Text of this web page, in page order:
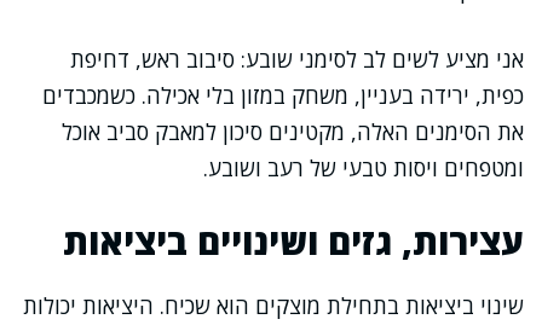
אני מציע לשים לב לסימני שובע: סיבוב ראש, דחיפת
כפית, ירידה בעניין, משחק במזון בלי אכילה. כשמכבדים
את הסימנים האלה, מקטינים סיכון למאבק סביב אוכל
ומטפחים ויסות טבעי של רעב ושובע.
עצירות, גזים ושינויים ביציאות
שינוי ביציאות בתחילת מוצקים הוא שכיח. היציאות יכולות